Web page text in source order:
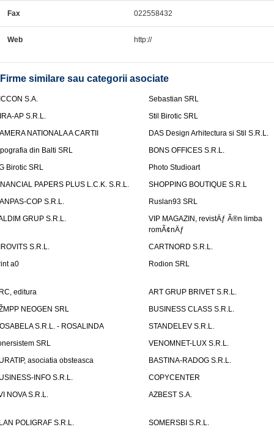
Fax 022558432
Web http://
Firme similare sau categorii asociate
S.A.
Sebastian SRL
AP S.R.L.
Stil Birotic SRL
NATIONALA A CARTII
DAS Design Arhitectura si Stil S.R.L.
din Balti SRL
BONS OFFICES S.R.L.
Birotic SRL
Photo Studioart
PAPERS PLUS L.C.K. S.R.L.
SHOPPING BOUTIQUE S.R.L
COP S.R.L.
Ruslan93 SRL
GRUP S.R.L.
VIP MAGAZIN, revistÄƒ Ã®n limba
romÃ¢nÄƒ
S.R.L.
CARTNORD S.R.L.
a0
Rodion SRL
editura
ART GRUP BRIVET S.R.L.
NEOGEN SRL
BUSINESS CLASS S.R.L.
S.R.L. - ROSALINDA
STANDELEV S.R.L.
SRL
VENOMNET-LUX S.R.L.
asociatia obsteasca
BASTINA-RADOG S.R.L.
INFO S.R.L.
COPYCENTER
NOVA S.R.L.
AZBEST S.A.
POLIGRAF S.R.L. SOMERSBI S.R.L.